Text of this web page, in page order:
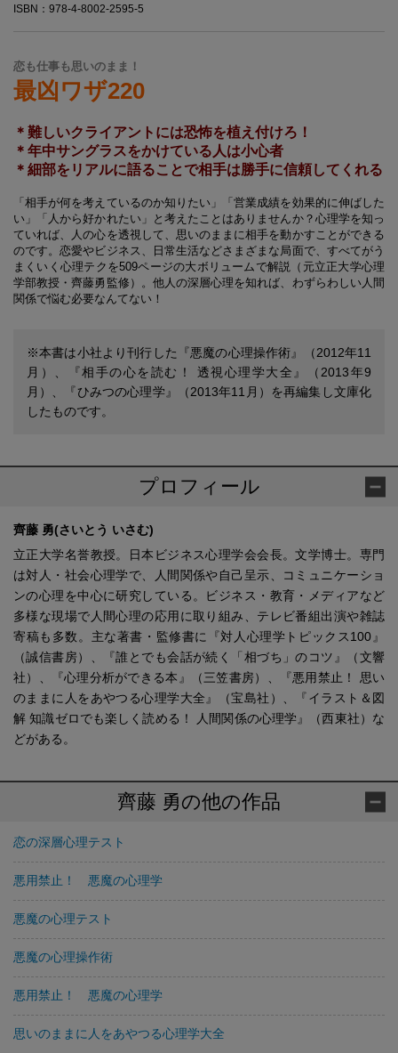
ISBN：978-4-8002-2595-5
恋も仕事も思いのまま！
最凶ワザ220
＊難しいクライアントには恐怖を植え付けろ！
＊年中サングラスをかけている人は小心者
＊細部をリアルに語ることで相手は勝手に信頼してくれる
「相手が何を考えているのか知りたい」「営業成績を効果的に伸ばした
い」「人から好かれたい」と考えたことはありませんか？心理学を知っ
ていれば、人の心を透視して、思いのままに相手を動かすことができる
のです。恋愛やビジネス、日常生活などさまざまな局面で、すべてがう
まくいく心理テクを509ページの大ボリュームで解説（元立正大学心理
学部教授・齊藤勇監修）。他人の深層心理を知れば、わずらわしい人間
関係で悩む必要なんてない！
※本書は小社より刊行した『悪魔の心理操作術』（2012年11
月）、『相手の心を読む！ 透視心理学大全』（2013年9
月）、『ひみつの心理学』（2013年11月）を再編集し文庫化
したものです。
プロフィール
齊藤 勇(さいとう いさむ)
立正大学名誉教授。日本ビジネス心理学会会長。文学博士。専門
は対人・社会心理学で、人間関係や自己呈示、コミュニケーショ
ンの心理を中心に研究している。ビジネス・教育・メディアなど
多様な現場で人間心理の応用に取り組み、テレビ番組出演や雑誌
寄稿も多数。主な著書・監修書に『対人心理学トピックス100』
（誠信書房）、『誰とでも会話が続く「相づち」のコツ』（文響
社）、『心理分析ができる本』（三笠書房）、『悪用禁止！ 思い
のままに人をあやつる心理学大全』（宝島社）、『イラスト＆図
解 知識ゼロでも楽しく読める！ 人間関係の心理学』（西東社）な
どがある。
齊藤 勇の他の作品
恋の深層心理テスト
悪用禁止！ 悪魔の心理学
悪魔の心理テスト
悪魔の心理操作術
悪用禁止！ 悪魔の心理学
思いのままに人をあやつる心理学大全